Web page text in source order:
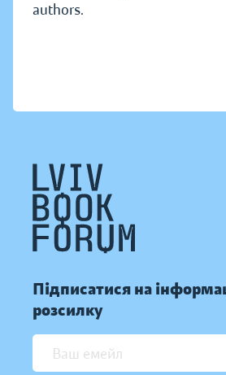
authors.
Підписатися на
розсилку